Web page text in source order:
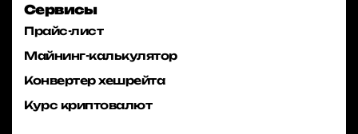
Сервисы
Прайс-лист
Майнинг-калькулятор
Конвертер хешрейта
Курс криптовалют